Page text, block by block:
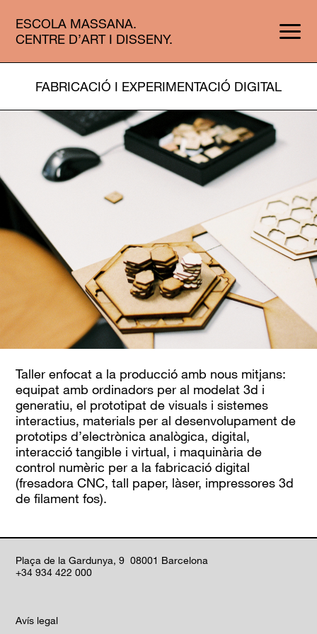
ESCOLA MASSANA.
CENTRE D’ART I DISSENY.
FABRICACIÓ I EXPERIMENTACIÓ DIGITAL
Taller enfocat a la producció amb nous mitjans:
equipat amb ordinadors per al modelat 3d i
generatiu, el prototipat de visuals i sistemes
interactius, materials per al desenvolupament de
prototips d’electrònica analògica, digital,
interacció tangible i virtual, i maquinària de
control numèric per a la fabricació digital
(fresadora CNC, tall paper, làser, impressores 3d
de filament fos).
Plaça de la Gardunya, 9 08001 Barcelona
+34 934 422 000
Avís legal